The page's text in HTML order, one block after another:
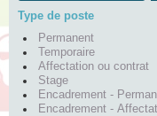
Type de poste
Permanent
Temporaire
Affectation ou contrat
Stage
Encadrement -
Encadrement -